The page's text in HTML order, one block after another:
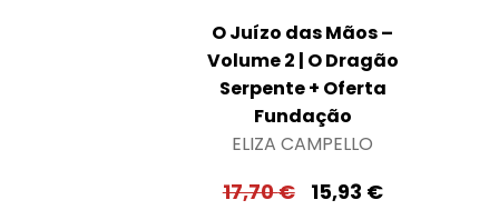
O Juízo das Mãos –
Volume 2 | O Dragão
Serpente + Oferta
Fundação
ELIZA CAMPELLO
17,70€ 15,93 €